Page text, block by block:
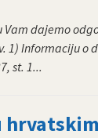
Vam dajemo
1) Informaciju o
st. 1...